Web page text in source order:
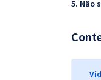
5. Não